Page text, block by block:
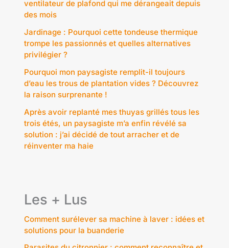
ventilateur de plafond qui me dérangeait depuis
des mois
Jardinage : Pourquoi cette tondeuse thermique
trompe les passionnés et quelles alternatives
privilégier ?
Pourquoi mon paysagiste remplit-il toujours
d’eau les trous de plantation vides ? Découvrez
la raison surprenante !
Après avoir replanté mes thuyas grillés tous les
trois étés, un paysagiste m’a enfin révélé sa
solution : j’ai décidé de tout arracher et de
réinventer ma haie
Les + Lus
Comment surélever sa machine à laver : idées et
solutions pour la buanderie